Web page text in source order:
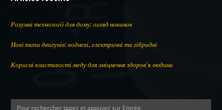
Розумні технології для дому: огляд новинок
Нові типи двигунів: водневі, електричні та гібридні
Корисні властивості меду для зміцнення здоров’я людини